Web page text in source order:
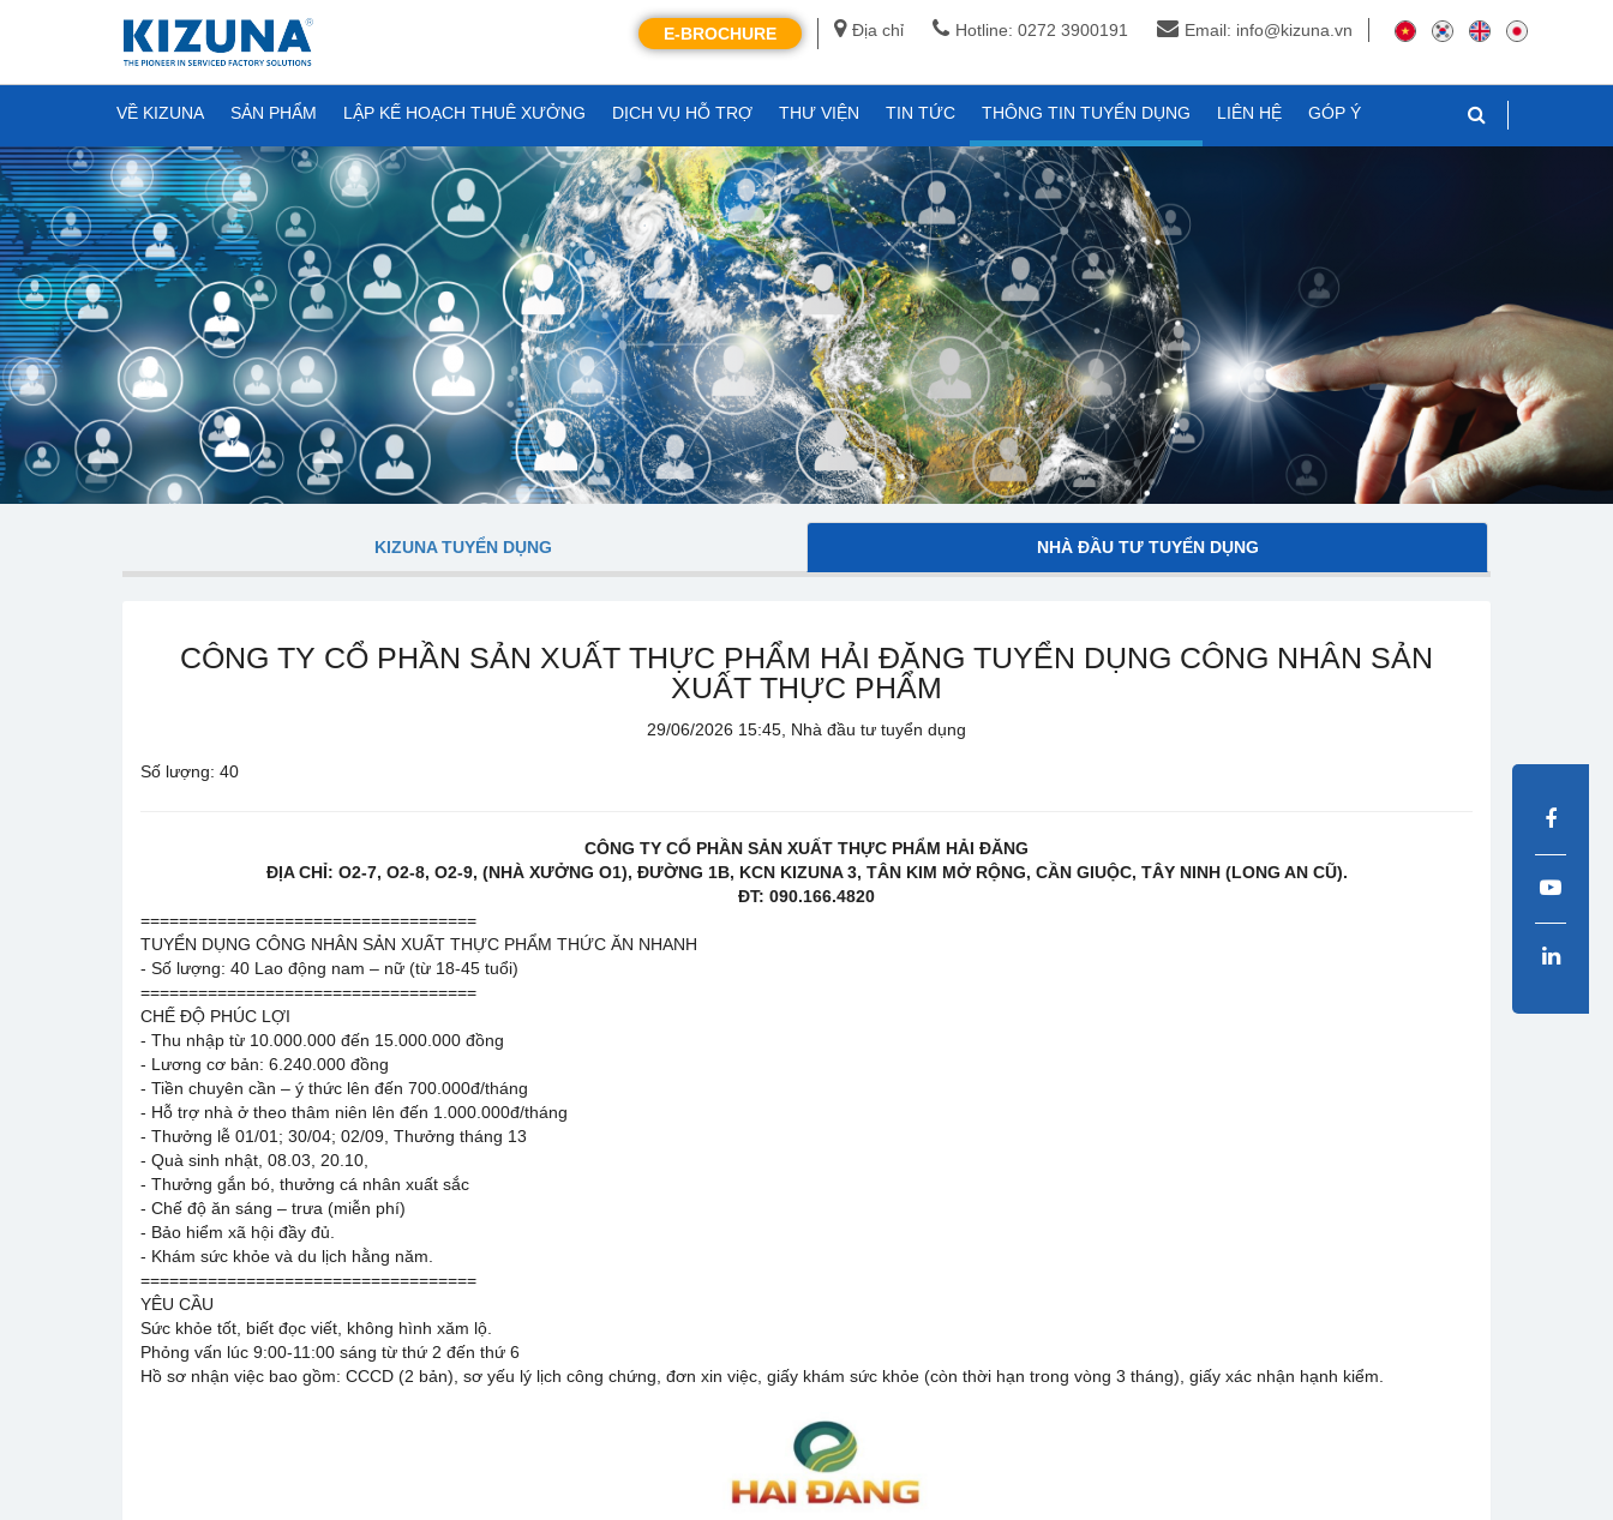
Địa chỉ Hotline: 0272 3900191 Email: info@kizuna.vn
E-BROCHURE
VỀ KIZUNA SẢN PHẨM LẬP KẾ HOẠCH THUÊ XƯỞNG DỊCH VỤ HỖ TRỢ THƯ VIỆN TIN TỨC THÔNG TIN TUYỂN DỤNG LIÊN HỆ GÓP Ý
KIZUNA TUYỂN DỤNG NHÀ ĐẦU TƯ TUYỂN DỤNG
CÔNG TY CỔ PHẦN SẢN XUẤT THỰC PHẨM HẢI ĐĂNG TUYỂN DỤNG CÔNG NHÂN SẢN
XUẤT THỰC PHẨM
29/06/2026 15:45, Nhà đầu tư tuyển dụng
Số lượng: 40
CÔNG TY CỔ PHẦN SẢN XUẤT THỰC PHẨM HẢI ĐĂNG
ĐỊA CHỈ: O2-7, O2-8, O2-9, (NHÀ XƯỞNG O1), ĐƯỜNG 1B, KCN KIZUNA 3, TÂN KIM MỞ RỘNG, CẦN GIUỘC, TÂY NINH (LONG AN CŨ).
ĐT: 090.166.4820
===================================
TUYỂN DỤNG CÔNG NHÂN SẢN XUẤT THỰC PHẨM THỨC ĂN NHANH
- Số lượng: 40 Lao động nam – nữ (từ 18-45 tuổi)
===================================
CHẾ ĐỘ PHÚC LỢI
- Thu nhập từ 10.000.000 đến 15.000.000 đồng
- Lương cơ bản: 6.240.000 đồng
- Tiền chuyên cần – ý thức lên đến 700.000đ/tháng
- Hỗ trợ nhà ở theo thâm niên lên đến 1.000.000đ/tháng
- Thưởng lễ 01/01; 30/04; 02/09, Thưởng tháng 13
- Quà sinh nhật, 08.03, 20.10,
- Thưởng gắn bó, thưởng cá nhân xuất sắc
- Chế độ ăn sáng – trưa (miễn phí)
- Bảo hiểm xã hội đầy đủ.
- Khám sức khỏe và du lịch hằng năm.
===================================
YÊU CẦU
Sức khỏe tốt, biết đọc viết, không hình xăm lộ.
Phỏng vấn lúc 9:00-11:00 sáng từ thứ 2 đến thứ 6
Hồ sơ nhận việc bao gồm: CCCD (2 bản), sơ yếu lý lịch công chứng, đơn xin việc, giấy khám sức khỏe (còn thời hạn trong vòng 3 tháng), giấy xác nhận hạnh kiểm.